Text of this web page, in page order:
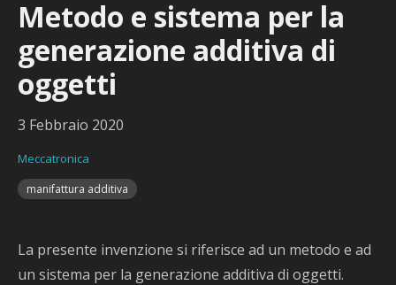
Metodo e sistema per la
generazione additiva di
oggetti
3 Febbraio 2020
Meccatronica
manifattura additiva
La presente invenzione si riferisce ad un metodo e ad
un sistema per la generazione additiva di oggetti.